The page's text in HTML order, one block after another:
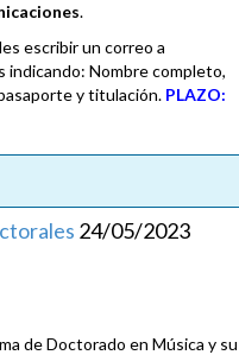
.
escribir un correo a
indicando: Nombre completo,
y titulación. PLAZO:
24/05/2023
de Doctorado en Música y su